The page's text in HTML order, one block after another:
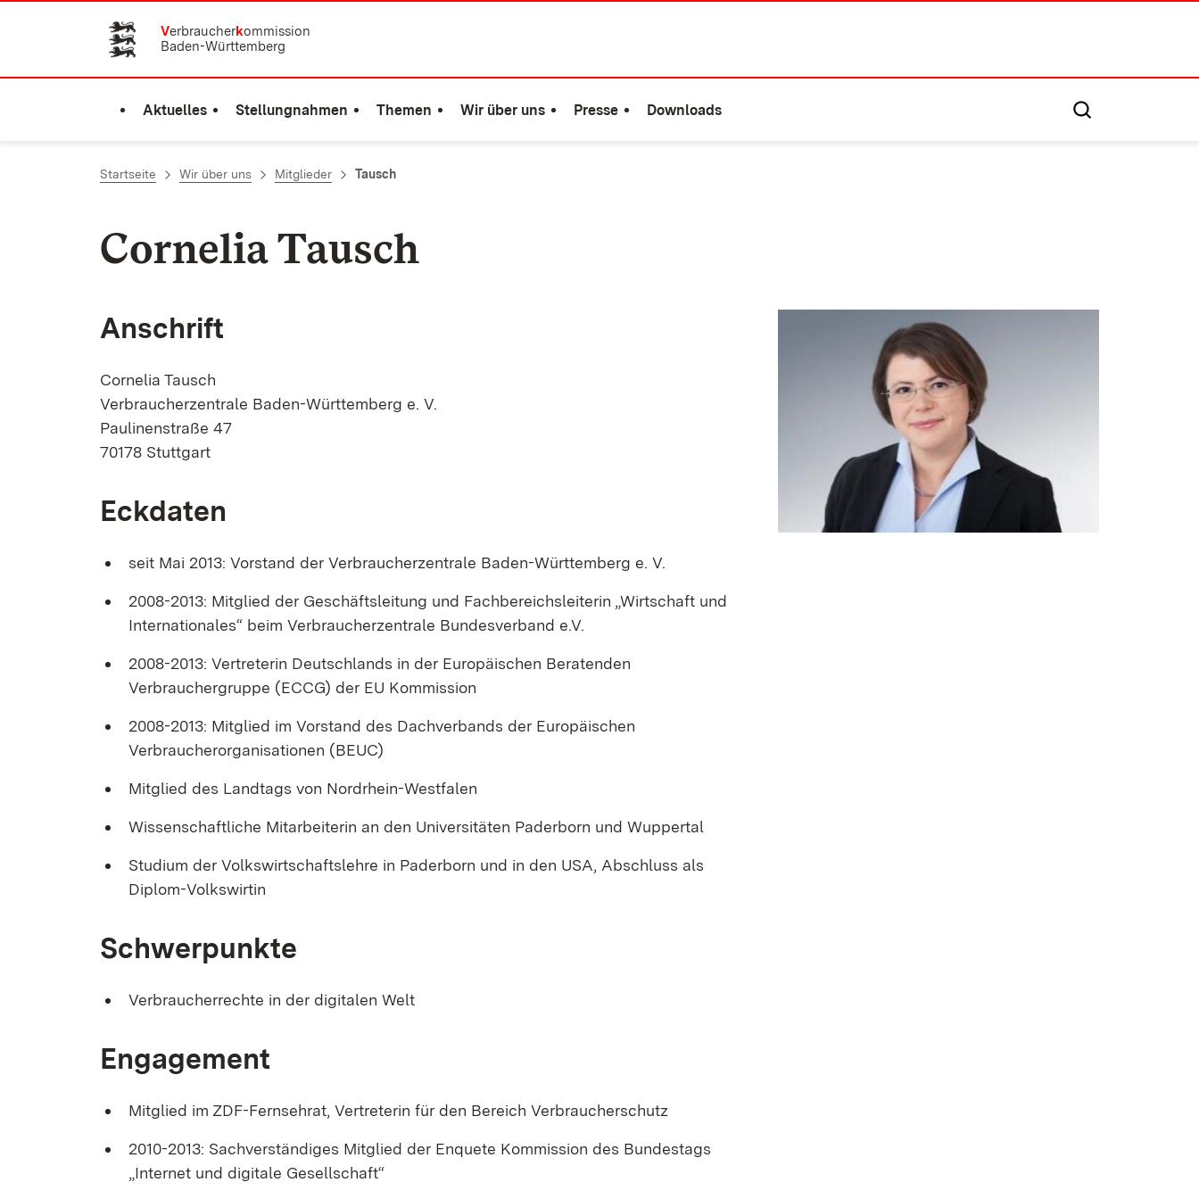
Zum Inhalt springen
Verbraucherkommission
Baden-Württemberg
Aktuelles Stellungnahmen Themen Wir über uns Presse Downloads
Startseite Wir über uns Mitglieder Tausch
Cornelia Tausch
Anschrift
Cornelia Tausch
Verbraucherzentrale Baden-Württemberg e. V.
Paulinenstraße 47
70178 Stuttgart
Eckdaten
seit Mai 2013: Vorstand der Verbraucherzentrale Baden-Württemberg e. V.
2008-2013: Mitglied der Geschäftsleitung und Fachbereichsleiterin „Wirtschaft und
Internationales“ beim Verbraucherzentrale Bundesverband e.V.
2008-2013: Vertreterin Deutschlands in der Europäischen Beratenden
Verbrauchergruppe (ECCG) der EU Kommission
2008-2013: Mitglied im Vorstand des Dachverbands der Europäischen
Verbraucherorganisationen (BEUC)
Mitglied des Landtags von Nordrhein-Westfalen
Wissenschaftliche Mitarbeiterin an den Universitäten Paderborn und Wuppertal
Studium der Volkswirtschaftslehre in Paderborn und in den USA, Abschluss als
Diplom-Volkswirtin
Schwerpunkte
Verbraucherrechte in der digitalen Welt
Engagement
Mitglied im ZDF-Fernsehrat, Vertreterin für den Bereich Verbraucherschutz
2010-2013: Sachverständiges Mitglied der Enquete Kommission des Bundestags
„Internet und digitale Gesellschaft“